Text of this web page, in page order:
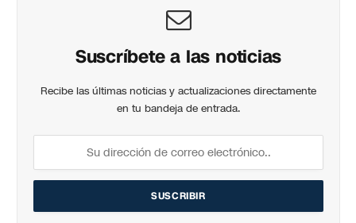
Suscríbete a las noticias
Recibe las últimas noticias y actualizaciones directamente
en tu bandeja de entrada.